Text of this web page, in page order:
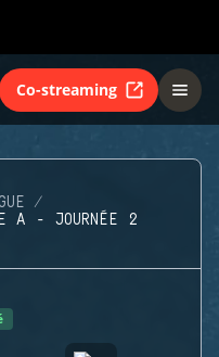
Co-streaming
A - JOURNÉE 2